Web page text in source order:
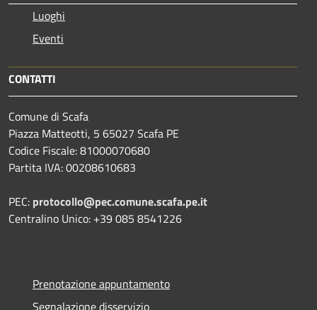
Luoghi
Eventi
CONTATTI
Comune di Scafa
Piazza Matteotti, 5 65027 Scafa PE
Codice Fiscale: 81000070680
Partita IVA: 00208610683
PEC: protocollo@pec.comune.scafa.pe.it
Centralino Unico: +39 085 8541226
Prenotazione appuntamento
Segnalazione disservizio